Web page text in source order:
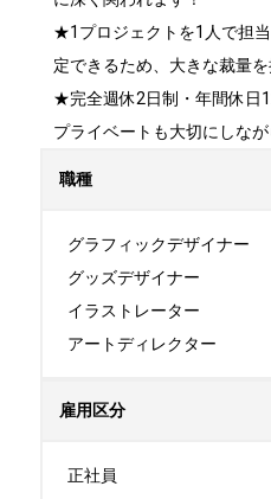
★1プロジェクトを1人で担
定できるため、大きな裁量
★完全週休2日制・年間休日
プライベートも大切にしなが
職種
グラフィックデザイナー
グッズデザイナー
イラストレーター
アートディレクター
雇用区分
正社員